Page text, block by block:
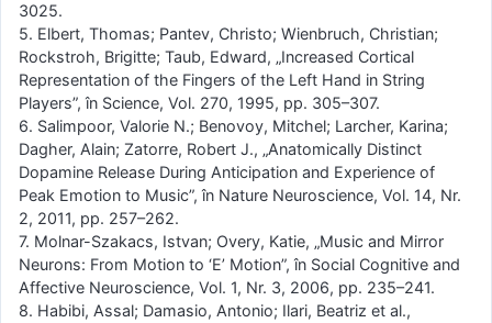
3025.
5. Elbert, Thomas; Pantev, Christo; Wienbruch, Christian;
Rockstroh, Brigitte; Taub, Edward, „Increased Cortical
Representation of the Fingers of the Left Hand in String
Players”, în Science, Vol. 270, 1995, pp. 305–307.
6. Salimpoor, Valorie N.; Benovoy, Mitchel; Larcher, Karina;
Dagher, Alain; Zatorre, Robert J., „Anatomically Distinct
Dopamine Release During Anticipation and Experience of
Peak Emotion to Music”, în Nature Neuroscience, Vol. 14, Nr.
2, 2011, pp. 257–262.
7. Molnar-Szakacs, Istvan; Overy, Katie, „Music and Mirror
Neurons: From Motion to ‘E’ Motion”, în Social Cognitive and
Affective Neuroscience, Vol. 1, Nr. 3, 2006, pp. 235–241.
8. Habibi, Assal; Damasio, Antonio; Ilari, Beatriz et al.,